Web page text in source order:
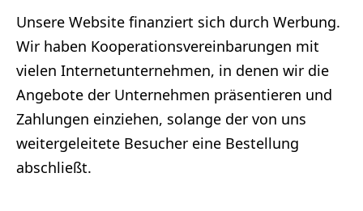
Unsere Website finanziert sich durch Werbung.
Wir haben Kooperationsvereinbarungen mit
vielen Internetunternehmen, in denen wir die
Angebote der Unternehmen präsentieren und
Zahlungen einziehen, solange der von uns
weitergeleitete Besucher eine Bestellung
abschließt.